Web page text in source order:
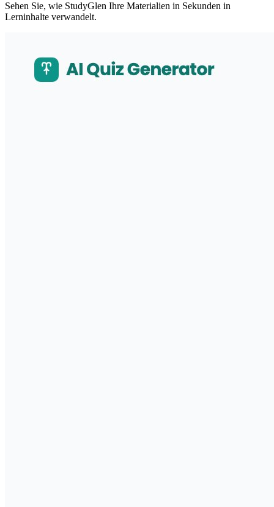
Sehen Sie, wie StudyGlen Ihre Materialien in Sekunden in
Lerninhalte verwandelt.